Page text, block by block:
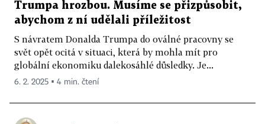
Trumpa hrozbou. Musíme se přizpůsobit,
abychom z ní udělali příležitost
S návratem Donalda Trumpa do oválné pracovny se
svět opět ocitá v situaci, která by mohla mít pro
globální ekonomiku dalekosáhlé důsledky. Je...
6. 2. 2025 ▪ 4 min. čtení